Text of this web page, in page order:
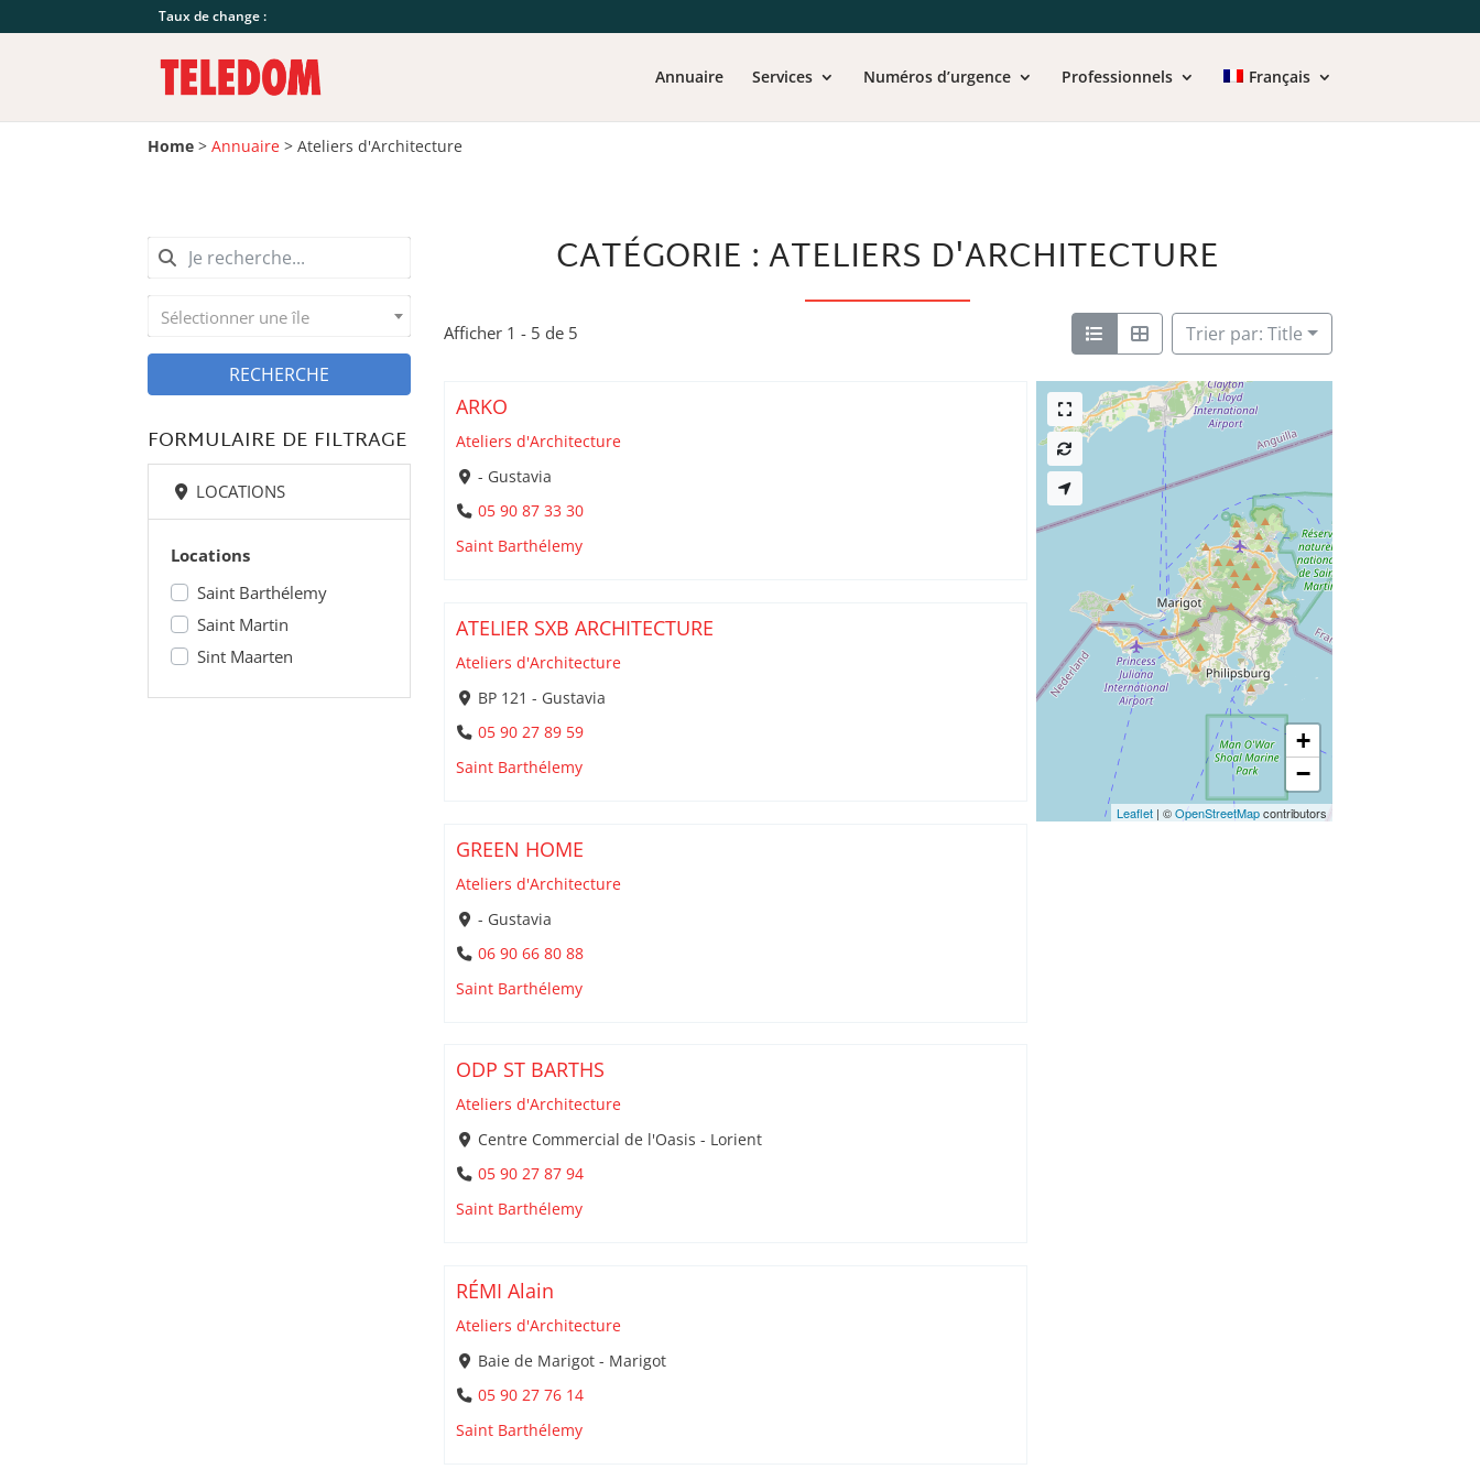
Taux de change :
Annuaire Services Numéros d’urgence Professionnels Français
Home >Annuaire >Ateliers d'Architecture
CATÉGORIE : ATELIERS D'ARCHITECTURE
Afficher 1 - 5 de 5 Trier par: Title
ARKO
Ateliers d'Architecture
- Gustavia
05 90 87 33 30
Saint Barthélemy
ATELIER SXB ARCHITECTURE
Ateliers d'Architecture
BP 121 - Gustavia
05 90 27 89 59
Saint Barthélemy
GREEN HOME
Ateliers d'Architecture
- Gustavia
06 90 66 80 88
Saint Barthélemy
ODP ST BARTHS
Ateliers d'Architecture
Centre Commercial de l'Oasis - Lorient
05 90 27 87 94
Saint Barthélemy
RÉMI Alain
Ateliers d'Architecture
Baie de Marigot - Marigot
05 90 27 76 14
Saint Barthélemy
+
−
Leaflet| ©OpenStreetMapcontributors
Sélectionner une île
RECHERCHE
FORMULAIRE DE FILTRAGE
LOCATIONS
Locations
Saint Barthélemy
Saint Martin
Sint Maarten